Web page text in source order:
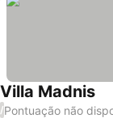
Villa Madnis
/Pontuação não